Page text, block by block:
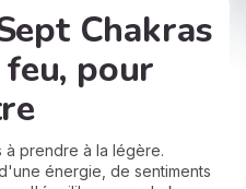
Chakras
pour
prendre à la légère.
énergie, de sentiments